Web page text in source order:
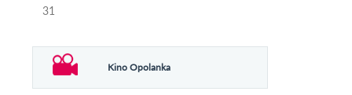
31
Kino Opolanka